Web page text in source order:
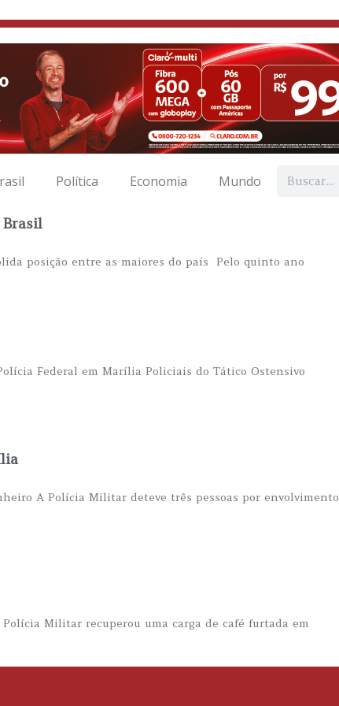
Política Economia Mundo
Brasil
posição entre as maiores do país Pelo quinto ano
Federal em Marília Policiais do Tático Ostensivo
A Polícia Militar deteve três pessoas por envolvimento
Militar recuperou uma carga de café furtada em